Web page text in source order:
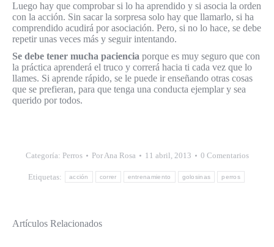
Luego hay que comprobar si lo ha aprendido y si asocia la orden
con la acción. Sin sacar la sorpresa solo hay que llamarlo, si ha
comprendido acudirá por asociación. Pero, si no lo hace, se debe
repetir unas veces más y seguir intentando.
Se debe tener mucha paciencia porque es muy seguro que con
la práctica aprenderá el truco y correrá hacia ti cada vez que lo
llames. Si aprende rápido, se le puede ir enseñando otras cosas
que se prefieran, para que tenga una conducta ejemplar y sea
querido por todos.
Categoría: Perros PorAna Rosa 11 abril, 2013 0 Comentarios
Etiquetas: acción correr entrenamiento golosinas perros
Artículos Relacionados